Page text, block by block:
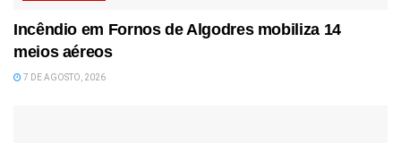
Incêndio em Fornos de Algodres mobiliza 14
meios aéreos
7 DE AGOSTO, 2026